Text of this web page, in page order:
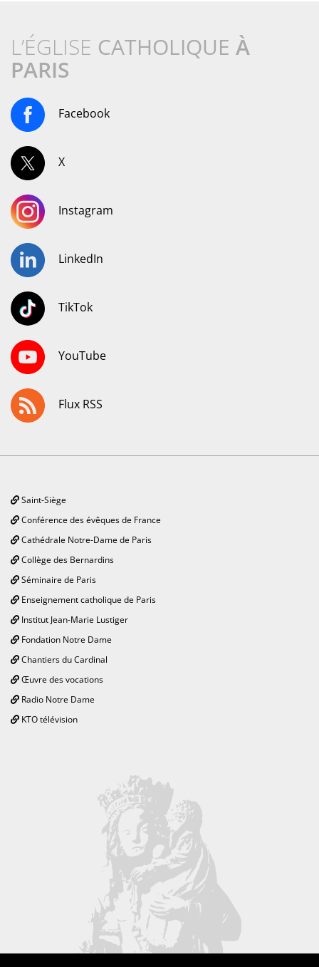
L’ÉGLISE CATHOLIQUE À
PARIS
Facebook
X
Instagram
LinkedIn
TikTok
YouTube
Flux RSS
Saint-Siège
Conférence des évêques de France
Cathédrale Notre-Dame de Paris
Collège des Bernardins
Séminaire de Paris
Enseignement catholique de Paris
Institut Jean-Marie Lustiger
Fondation Notre Dame
Chantiers du Cardinal
Œuvre des vocations
Radio Notre Dame
KTO télévision